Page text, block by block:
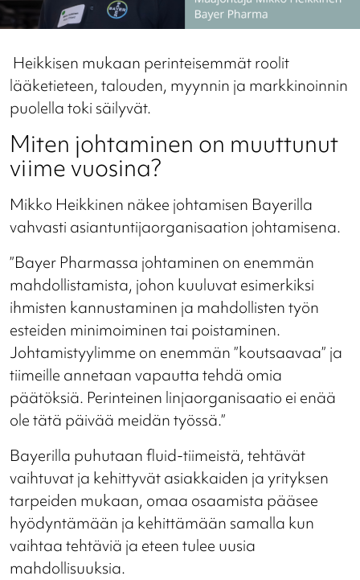
Heikkisen mukaan perinteisemmät roolit
lääketieteen, talouden, myynnin ja markkinoinnin
puolella toki säilyvät.
Miten johtaminen on muuttunut
viime vuosina?
Mikko Heikkinen näkee johtamisen Bayerilla
vahvasti asiantuntijaorganisaation johtamisena.
”Bayer Pharmassa johtaminen on enemmän
mahdollistamista, johon kuuluvat esimerkiksi
ihmisten kannustaminen ja mahdollisten työn
esteiden minimoiminen tai poistaminen.
Johtamistyylimme on enemmän ”koutsaavaa” ja
tiimeille annetaan vapautta tehdä omia
päätöksiä. Perinteinen linjaorganisaatio ei enää
ole tätä päivää meidän työssä.”
Bayerilla puhutaan fluid-tiimeistä, tehtävät
vaihtuvat ja kehittyvät asiakkaiden ja yrityksen
tarpeiden mukaan, omaa osaamista pääsee
hyödyntämään ja kehittämään samalla kun
vaihtaa tehtäviä ja eteen tulee uusia
mahdollisuuksia.